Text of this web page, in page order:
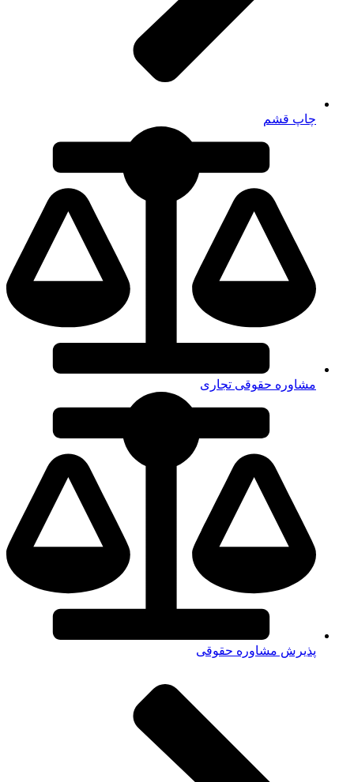
چاپ قشم
مشاوره حقوقی تجاری
پذیرش مشاوره حقوقی